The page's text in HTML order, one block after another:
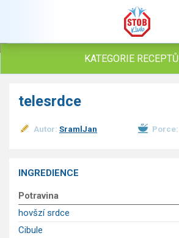
KATEGORIE RECEPTŮ
Polévky
hovězí, telecí
vnitřnosti
ryby
zvěřina
telesrdce
Autor: SramlJan Porce:
INGREDIENCE
Potravina
hovšzí srdce
Cibule